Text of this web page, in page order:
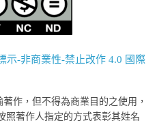
示-非商業性-禁止改作 4.0 國際
作，但不得為商業目的之使用，
照著作人指定的方式表彰其姓名